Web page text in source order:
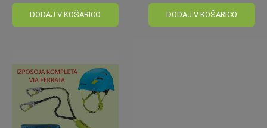
DODAJ V KOŠARICO DODAJ V KOŠARICO